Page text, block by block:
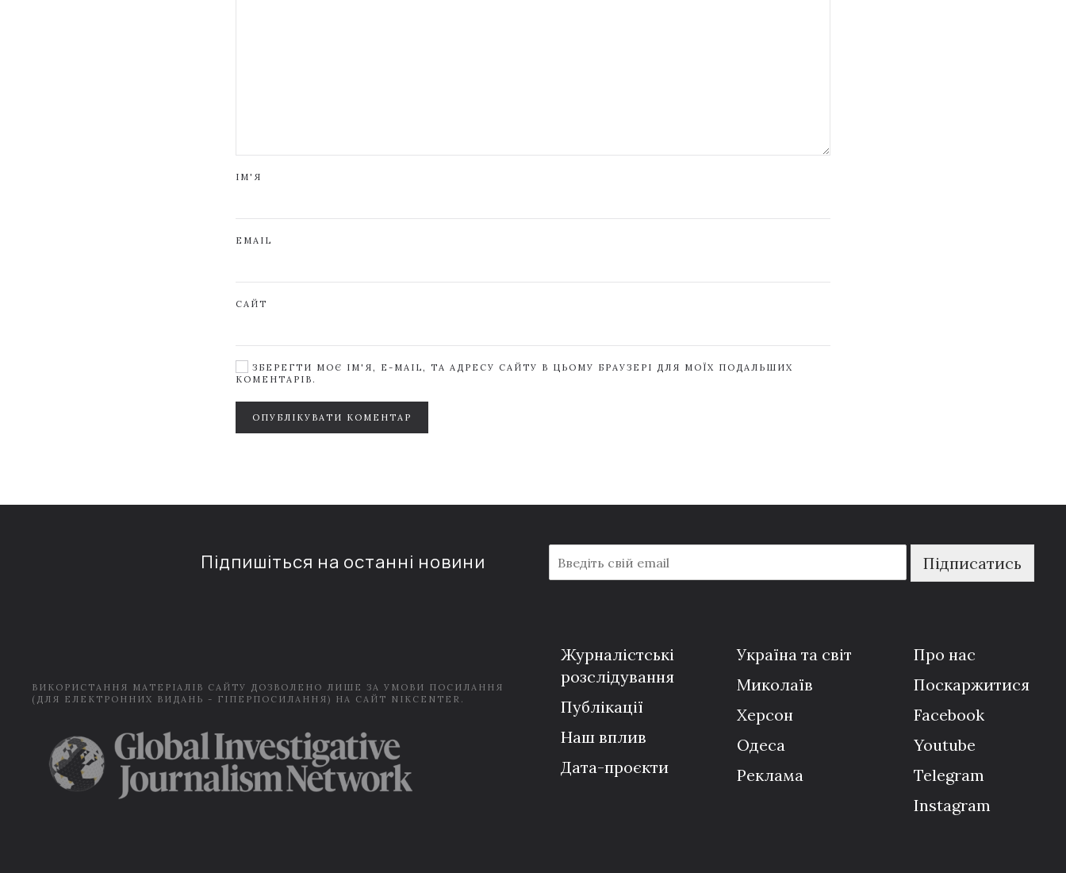
ІМ'Я
EMAIL
САЙТ
ЗБЕРЕГТИ МОЄ ІМ'Я, E-MAIL, ТА АДРЕСУ САЙТУ В ЦЬОМУ БРАУЗЕРІ ДЛЯ МОЇХ ПОДАЛЬШИХ
КОМЕНТАРІВ.
ОПУБЛІКУВАТИ КОМЕНТАР
Підпишіться на останні новини
m
a
Підписатись
ВИКОРИСТАННЯ МАТЕРІАЛІВ САЙТУ ДОЗВОЛЕНО ЛИШЕ ЗА УМОВИ ПОСИЛАННЯ
(ДЛЯ ЕЛЕКТРОННИХ ВИДАНЬ - ГІПЕРПОСИЛАННЯ) НА САЙТ NIKCENTER.
Журналістські
розслідування
Публікації
Наш вплив
Дата-проєкти
Україна та світ
Миколаїв
Херсон
Одеса
Реклама
Про нас
Поскаржитися
Facebook
Youtube
Telegram
Instagram